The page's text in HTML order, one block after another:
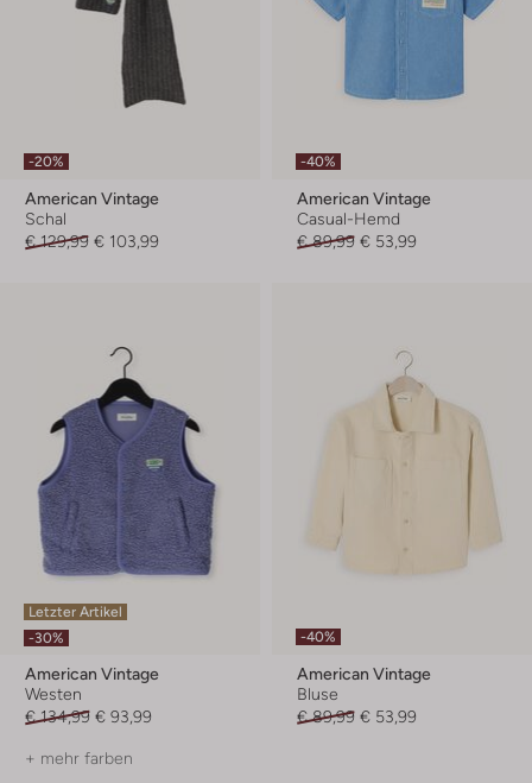
-20%
American Vintage
Schal
€ 129,99 € 103,99
-40%
American Vintage
Casual-Hemd
€ 89,99 € 53,99
Letzter Artikel
-30%
American Vintage
Westen
€ 134,99 € 93,99
+ mehr farben
-40%
American Vintage
Bluse
€ 89,99 € 53,99